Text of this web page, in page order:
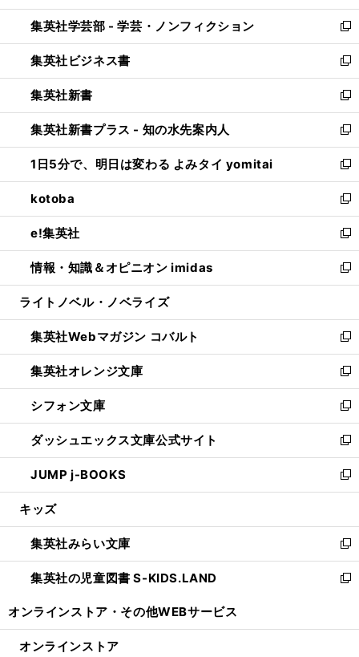
開
く
ウ
で
開
く
ン
ド
ウ
で
開
く
ウ
ィ
ン
ド
ウ
で
開
く
集英社学芸部 - 学芸・ノンフィクション
新
し
い
ウ
ィ
ン
ド
ウ
で
開
く
集英社ビジネス書
新
し
い
ウ
ィ
ン
ド
ウ
で
開
く
集英社新書
新
し
い
ウ
ィ
ン
ド
ウ
で
開
く
集英社新書プラス - 知の水先案内人
新
し
い
ウ
ィ
ン
ド
ウ
で
開
1日5分で、明日は変わる よみタイ yomitai
新
し
い
ウ
ィ
ン
ド
ウ
開
く
kotoba
新
し
い
ウ
ィ
ン
ウ
で
開
く
e!集英社
新
し
い
ウ
ン
ド
ウ
で
開
く
情報・知識＆オピニオン imidas
新
し
ウ
ィ
ン
ド
ウ
で
開
く
ライトノベル・ノベライズ
集英社Webマガジン コバルト
新
し
い
ウ
ィ
ン
ド
ウ
で
開
集英社オレンジ文庫
新
し
い
ウ
ィ
ン
ド
ウ
開
く
シフォン文庫
新
し
い
ウ
ィ
ン
ウ
で
開
く
ダッシュエックス文庫公式サイト
新
し
い
ウ
ン
ド
ウ
で
JUMP j-BOOKS
新
し
ウ
ィ
ン
ド
開
キッズ
集英社みらい文庫
新
し
い
ン
集英社の児童図書 S-KIDS.LAND
新
ウ
オンラインストア・ その他WEBサービス
オンラインストア